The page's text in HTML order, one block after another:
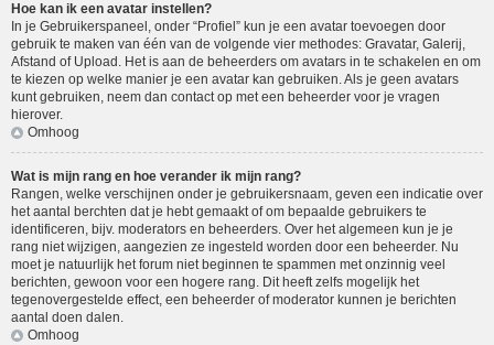
Hoe kan ik een avatar instellen?
In je Gebruikerspaneel, onder “Profiel” kun je een avatar toevoegen door
gebruik te maken van één van de volgende vier methodes: Gravatar, Galerij,
Afstand of Upload. Het is aan de beheerders om avatars in te schakelen en om
te kiezen op welke manier je een avatar kan gebruiken. Als je geen avatars
kunt gebruiken, neem dan contact op met een beheerder voor je vragen
hierover.
Omhoog
Wat is mijn rang en hoe verander ik mijn rang?
Rangen, welke verschijnen onder je gebruikersnaam, geven een indicatie over
het aantal berchten dat je hebt gemaakt of om bepaalde gebruikers te
identificeren, bijv. moderators en beheerders. Over het algemeen kun je je
rang niet wijzigen, aangezien ze ingesteld worden door een beheerder. Nu
moet je natuurlijk het forum niet beginnen te spammen met onzinnig veel
berichten, gewoon voor een hogere rang. Dit heeft zelfs mogelijk het
tegenovergestelde effect, een beheerder of moderator kunnen je berichten
aantal doen dalen.
Omhoog